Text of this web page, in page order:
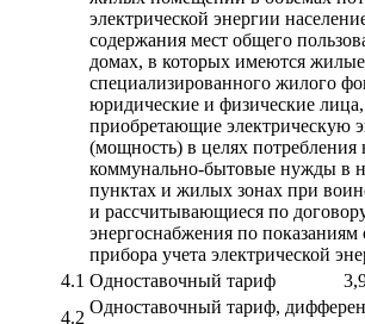
электрической энергии
содержания мест общего
домах, в которых имеются
специализированного жилого
юридические и физические лица,
приобретающие электрическую
(мощность) в целях потребления
коммунально-бытовые нужды в
пунктах и жилых зонах при
и рассчитывающиеся по
энергоснабжения по показаниям
прибора учета электрической
4.1 Одноставочный тариф
4.2
Одноставочный тариф,